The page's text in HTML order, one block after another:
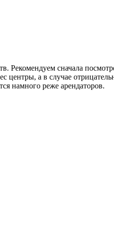
Рекомендуем сначала
а в случае
намного реже арендаторов.